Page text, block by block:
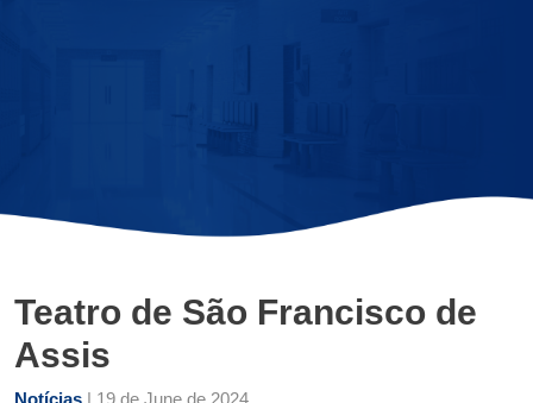
Teatro de São Francisco de
Assis
Notícias | 19 de June de 2024